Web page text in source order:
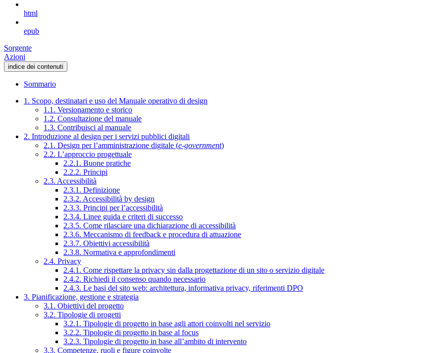
html
epub
Sorgente
Azioni
indice dei contenuti
Sommario
1. Scopo, destinatari e uso del Manuale operativo di design
1.1. Versionamento e storico
1.2. Consultazione del manuale
1.3. Contribuisci al manuale
2. Introduzione al design per i servizi pubblici digitali
2.1. Design per l’amministrazione digitale (e-government)
2.2. L’approccio progettuale
2.2.1. Buone pratiche
2.2.2. Principi
2.3. Accessibilità
2.3.1. Definizione
2.3.2. Accessibilità by design
2.3.3. Principi per l’accessibilità
2.3.4. Linee guida e criteri di successo
2.3.5. Come rilasciare una dichiarazione di accessibilità
2.3.6. Meccanismo di feedback e procedura di attuazione
2.3.7. Obiettivi accessibilità
2.3.8. Normativa e approfondimenti
2.4. Privacy
2.4.1. Come rispettare la privacy sin dalla progettazione di un sito o servizio digitale
2.4.2. Richiedi il consenso quando necessario
2.4.3. Le basi del sito web: architettura, informativa privacy, riferimenti DPO
3. Pianificazione, gestione e strategia
3.1. Obiettivi del progetto
3.2. Tipologie di progetti
3.2.1. Tipologie di progetto in base agli attori coinvolti nel servizio
3.2.2. Tipologie di progetto in base al focus
3.2.3. Tipologie di progetto in base all’ambito di intervento
3.3. Competenze, ruoli e figure coinvolte